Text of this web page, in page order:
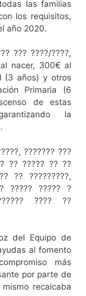
las familias
los requisitos,
año 2020.
??? ????/????,
nacer, 300€ al
(3 años) y otros
Primaria (6
de estas
la
??????? ???
?? ????? ?? ??
?? ?????????,
????? ????? ?
???? ??
del Equipo de
al fomento
más
por parte de
recalcaba